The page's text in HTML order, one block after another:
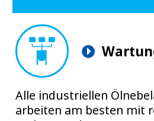
Alle industriellen
arbeiten am besten mit